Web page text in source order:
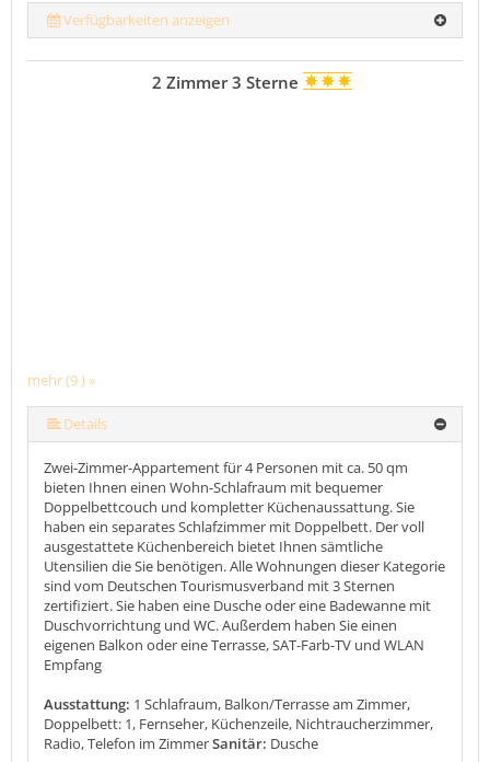
Verfügbarkeiten anzeigen
mehr (9 ) »
mehr (9 ) »
mehr (9 ) »
mehr (9 ) »
mehr (9 ) »
mehr (9 ) »
2 Zimmer 3 Sterne
Details
Zwei-Zimmer-Appartement für 4 Personen mit ca. 50 qm
bieten Ihnen einen Wohn-Schlafraum mit bequemer
Doppelbettcouch und kompletter Küchenaussattung. Sie
haben ein separates Schlafzimmer mit Doppelbett. Der voll
ausgestattete Küchenbereich bietet Ihnen sämtliche
Utensilien die Sie benötigen. Alle Wohnungen dieser Kategorie
sind vom Deutschen Tourismusverband mit 3 Sternen
zertifiziert. Sie haben eine Dusche oder eine Badewanne mit
Duschvorrichtung und WC. Außerdem haben Sie einen
eigenen Balkon oder eine Terrasse, SAT-Farb-TV und WLAN
Empfang
Ausstattung: 1 Schlafraum, Balkon/Terrasse am Zimmer,
Doppelbett: 1, Fernseher, Küchenzeile, Nichtraucherzimmer,
Radio, Telefon im ZimmerSanitär: Dusche